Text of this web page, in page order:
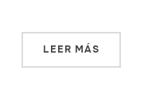
LEER MÁS